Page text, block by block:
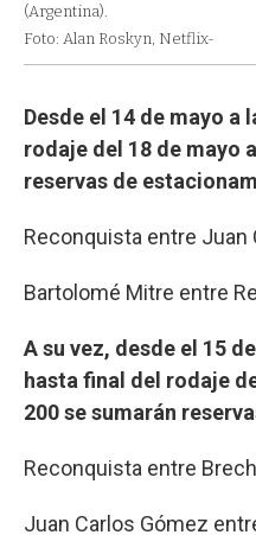
(Argentina).
Foto: Alan Roskyn, Netflix-
Desde el 14 de mayo a
rodaje del 18 de mayo
reservas de
Reconquista entre Juan
Bartolomé Mitre entre
A su vez, desde el 15
hasta final del rodaje
200 se sumarán
Reconquista entre
Juan Carlos Gómez